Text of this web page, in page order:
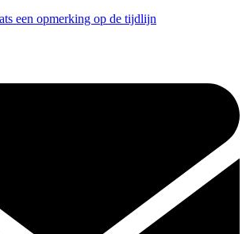
een opmerking op de tijdlijn